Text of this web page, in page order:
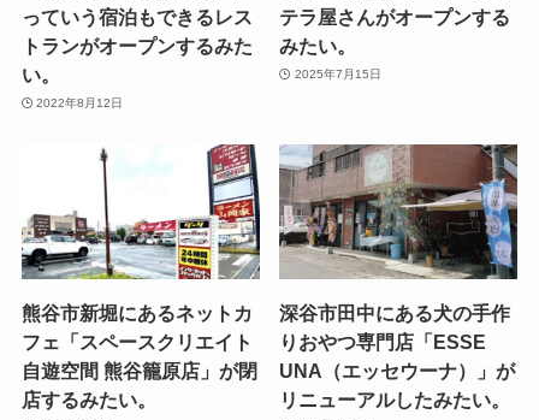
っていう宿泊もできるレス
トランがオープンするみた
い。
2022年8月12日
テラ屋さんがオープンする
みたい。
2025年7月15日
熊谷市新堀にあるネットカ
フェ「スペースクリエイト
自遊空間 熊谷籠原店」が閉
店するみたい。
深谷市田中にある犬の手作
りおやつ専門店「ESSE
UNA（エッセウーナ）」が
リニューアルしたみたい。